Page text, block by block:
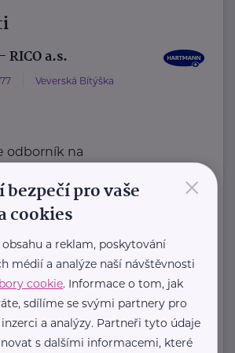
RICO a.s.
Veverská Bítýška
odborník na
tradicí.
cs-cz
ČR
×
pro vaše
cookies
a reklam, poskytování
médií a analýze naší návštěvnosti
cookie. Informace o tom, jak
sdílíme se svými partnery pro
a analýzy. Partneři tyto údaje
s dalšími informacemi, které